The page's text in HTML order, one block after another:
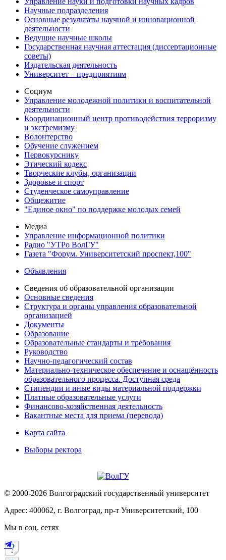
Научные подразделения
Основные результаты научной и инновационной
деятельности
Ведущие научные школы
Государственная научная аттестация (диссертационные
советы)
Издательская деятельность
Университет – предприятиям
Социум
Управление молодежной политики и воспитательной
деятельности
Координационный центр противодействия терроризму
и экстремизму
Волонтерство
Обучение служением
Первокурснику
Этический кодекс
Творческие клубы, организации
Здоровье и спорт
Студенческое самоуправление
Общежитие
"Единое окно" по поддержке молодых семей
Медиа
Управление информационной политики
Радио "УТРо ВолГУ"
Газета "Форум. Университетский проспект,100"
Объявления
Сведения об образовательной организации
Основные сведения
Структура и органы управления образовательной
организацией
Документы
Образование
Образовательные стандарты и требования
Руководство
Научно-педагогический состав
Материально-техническое обеспечение и оснащённость
образовательного процесса. Доступная среда
Стипендии и иные виды материальной поддержки
Платные образовательные услуги
Финансово-хозяйственная деятельность
Вакантные места для приема (перевода)
Карта сайта
Выборы ректора
© 2000-2026 Волгоградский государственный университет
Адрес: 400062, г. Волгоград, пр-т Университетский, 100
Мы в соц. сетях